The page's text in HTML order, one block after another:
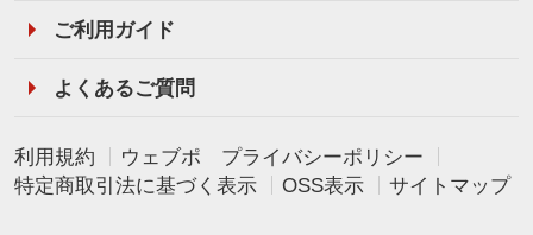
ご利用ガイド
よくあるご質問
利用規約
ウェブポ プライバシーポリシー
特定商取引法に基づく表示
OSS表示 サイトマップ